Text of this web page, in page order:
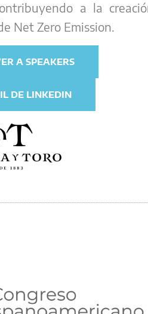
a la
Net Zero Emission.
A SPEAKERS
DE LINKEDIN